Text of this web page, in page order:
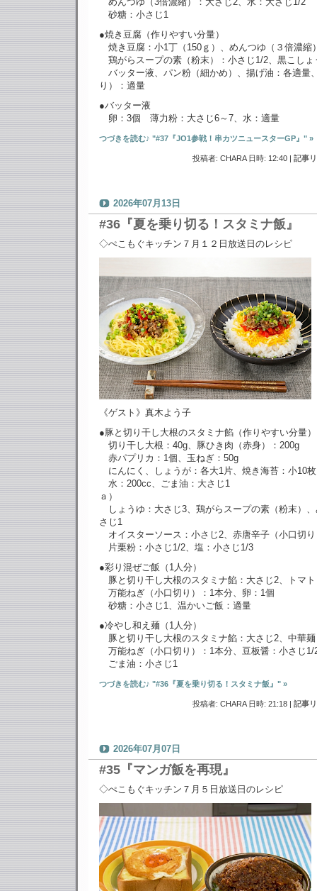
砂糖：小さじ1
●焼き豆腐（作りやすい分量）
焼き豆腐：小1丁（150ｇ）、めんつゆ（３倍濃縮
鶏がらスープの素（粉末）：小さじ1/2、黒こしょ
バッター液、パン粉（細かめ）、揚げ油：各適量
り）：適量
●バッター液
卵：3個 薄力粉：大さじ6～7、水：適量
つづきを読む♪ "#37『JO1参戦！串カツニュースターGP』" »
投稿者: CHARA 日時: 12:40 | 記事
2026年07月13日
#36『夏を乗り切る！スタミナ飯』
◇ぺこもぐキッチン７月１２日放送日のレシピ
《ゲスト》真木よう子
●豚と切り干し大根のスタミナ餡（作りやすい分量）
切り干し大根：40g、豚ひき肉（赤身）：200g
赤パプリカ：1個、玉ねぎ：50g
にんにく、しょうが：各大1片、焼き海苔：小10枚
水：200cc、ごま油：大さじ1
ａ）
しょうゆ：大さじ3、鶏がらスープの素（粉末）
さじ1
オイスターソース：小さじ2、赤唐辛子（小口切
片栗粉：小さじ1/2、塩：小さじ1/3
●彩り混ぜご飯（1人分）
豚と切り干し大根のスタミナ餡：大さじ2、トマ
万能ねぎ（小口切り）：1本分、卵：1個
砂糖：小さじ1、温かいご飯：適量
●冷やし和え麺（1人分）
豚と切り干し大根のスタミナ餡：大さじ2、中華
万能ねぎ（小口切り）：1本分、豆板醤：小さじ1/
ごま油：小さじ1
つづきを読む♪ "#36『夏を乗り切る！スタミナ飯』" »
投稿者: CHARA 日時: 21:18 | 記事
2026年07月07日
#35『マンガ飯を再現』
◇ぺこもぐキッチン７月５日放送日のレシピ